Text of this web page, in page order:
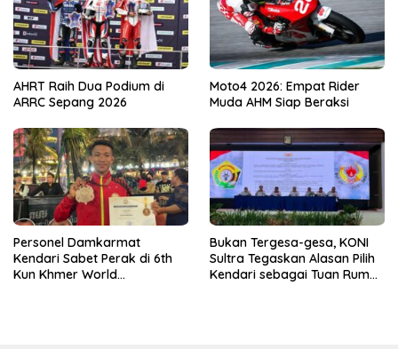
AHRT Raih Dua Podium di
ARRC Sepang 2026
Moto4 2026: Empat Rider
Muda AHM Siap Beraksi
Personel Damkarmat
Kendari Sabet Perak di 6th
Kun Khmer World
Bukan Tergesa-gesa, KONI
Sultra Tegaskan Alasan Pilih
Kendari sebagai Tuan Rumah